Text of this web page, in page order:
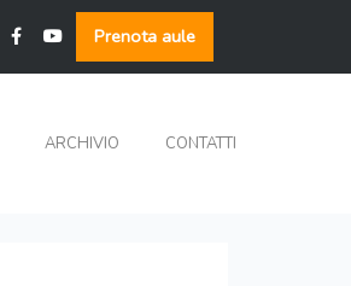
Prenota aule
ARCHIVIO CONTATTI